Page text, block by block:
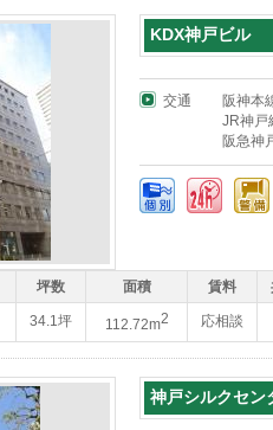
KDX神戸ビル
交通
阪神本
JR神戸
阪急神
坪数 面積 賃料
34.1坪 112.72m2 応相談
神戸シルクセン